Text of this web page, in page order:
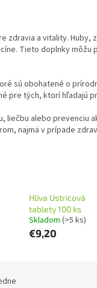
a vitality. Huby,
Tieto doplnky
sú obohatené o
pre tých, ktorí hľadajú
liečbu alebo prevenciu
najmä v prípade
Hliva Ustricová
tablety 100 ks
Skladom (>5 ks)
€9,20